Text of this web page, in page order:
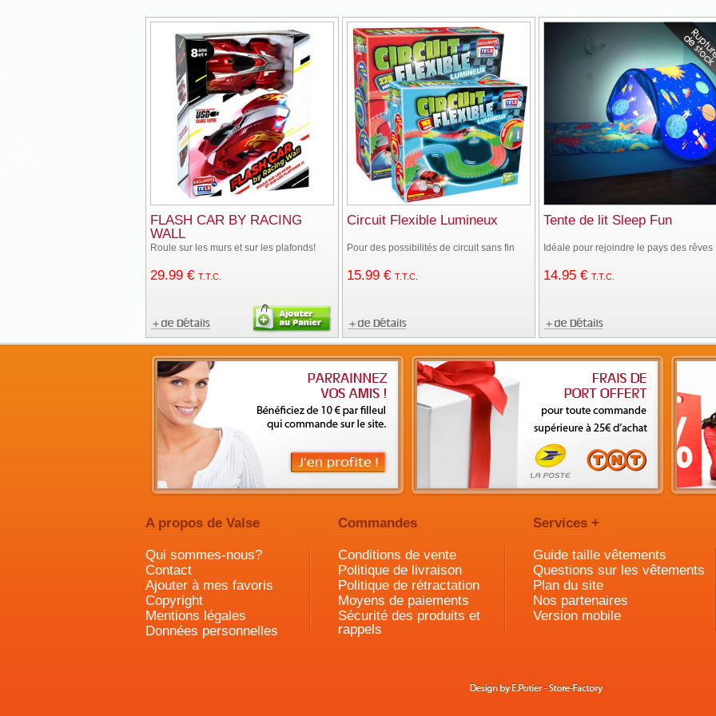
FLASH CAR BY RACING
WALL
Roule sur les murs et sur les plafonds!
29.99 € T.T.C.
Circuit Flexible Lumineux
Pour des possibilités de circuit sans fin
15.99 € T.T.C.
Tente de lit Sleep Fun
Idéale pour rejoindre le pays des rêves
14.95 € T.T.C.
A propos de Valse Commandes Services +
Qui sommes-nous?
Contact
Ajouter à mes favoris
Copyright
Mentions légales
Données personnelles
Conditions de vente
Politique de livraison
Politique de rétractation
Moyens de paiements
Sécurité des produits et
rappels
Guide taille vêtements
Questions sur les vêtements
Plan du site
Nos partenaires
Version mobile